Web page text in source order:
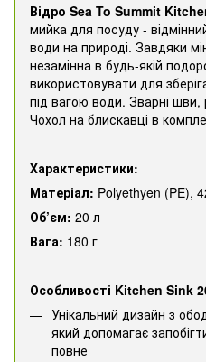
Відро Sea To Summit
мийка для посуду -
води на природі. Завдяки
незамінна в будь-якій
використовувати для
під вагою води. Зварні
Чохол на блискавці в
Характеристики:
Матеріал: Polyethyen (PE),
Об’єм: 20 л
Вага: 180 г
Особливості Kitchen Sink
Унікальний дизайн з
який допомагає
повне